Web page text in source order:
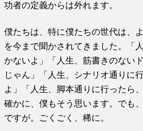
功者の定義からは外れます。
僕たちは、特に僕たちの世代は、
を今まで聞かされてきました。「
かないよ」「人生、筋書きのない
じゃん」「人生、シナリオ通りに
よ」「人生、脚本通りに行ったら
確かに、僕もそう思います。でも
ですが。ごくごく、稀に。